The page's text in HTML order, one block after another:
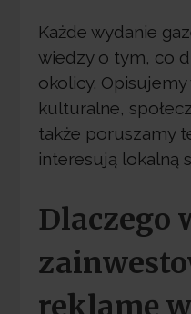
Każde wydanie
wiedzy o tym, co
okolicy.
kulturalne,
także poruszamy
interesują lokalną
Dlaczego
reklamę